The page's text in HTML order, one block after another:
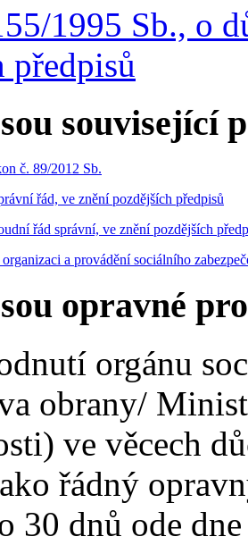
1995 Sb., o
předpisů
související
č. 89/2012 Sb.
řád, ve znění pozdějších předpisů
řád správní, ve znění pozdějších
a provádění sociálního
opravné
orgánu
obrany/
ve věcech
řádný
30 dnů ode